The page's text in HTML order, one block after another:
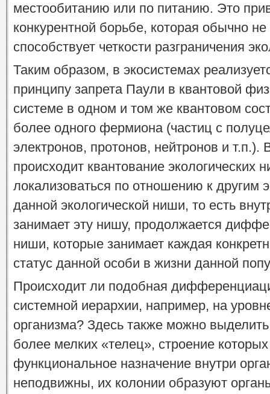
местообитанию или по питанию. Это
конкурентной борьбе, которая обычно не
способствует четкости разграничения
Таким образом, в экосистемах
принципу запрета Паули в квантовой
системе в одном и том же квантовом
более одного фермиона (частиц с
электронов, протонов, нейтронов и т.п.).
происходит квантование экологических
локализоваться по отношению к другим
данной экологической ниши, то есть
занимает эту нишу, продолжается
ниши, которые занимает каждая
статус данной особи в жизни данной
Происходит ли подобная
системной иерархии, например, на
организма? Здесь также можно
более мелких «телец», строение
функциональное назначение внутри
неподвижны, их колонии образуют